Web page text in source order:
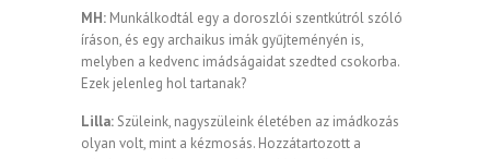
MH: Munkálkodtál egy a doroszlói szentkútról szóló
íráson, és egy archaikus imák gyűjteményén is,
melyben a kedvenc imádságaidat szedted csokorba.
Ezek jelenleg hol tartanak?
Lilla: Szüleink, nagyszüleink életében az imádkozás
olyan volt, mint a kézmosás. Hozzátartozott a